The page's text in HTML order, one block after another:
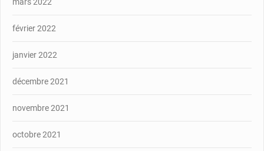
février 2022
janvier 2022
décembre 2021
novembre 2021
octobre 2021